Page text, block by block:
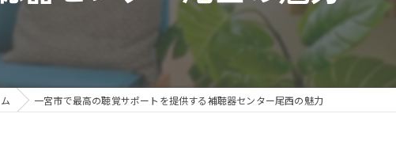
オーダーメイド
目立たない
充電式
一宮市で最高の聴覚サポートを提供する補聴器センター尾西の魅力